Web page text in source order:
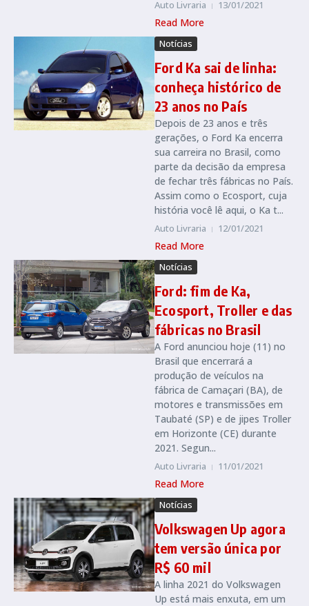
Auto Livraria 13/01/2021
Read More
Notícias
Ford Ka sai de linha:
conheça histórico de
23 anos no País
Depois de 23 anos e três
gerações, o Ford Ka encerra
sua carreira no Brasil, como
parte da decisão da empresa
de fechar três fábricas no País.
Assim como o Ecosport, cuja
história você lê aqui, o Ka t...
Auto Livraria 12/01/2021
Read More
Notícias
Ford: fim de Ka,
Ecosport, Troller e das
fábricas no Brasil
A Ford anunciou hoje (11) no
Brasil que encerrará a
produção de veículos na
fábrica de Camaçari (BA), de
motores e transmissões em
Taubaté (SP) e de jipes Troller
em Horizonte (CE) durante
2021. Segun...
Auto Livraria 11/01/2021
Read More
Notícias
Volkswagen Up agora
tem versão única por
R$ 60 mil
A linha 2021 do Volkswagen
Up está mais enxuta, em um